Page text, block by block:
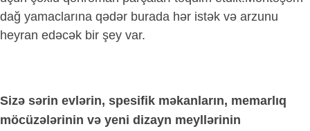
dağ yamaclarına qədər burada hər istək və arzunu
heyran edəcək bir şey var.
Sizə sərin evlərin, spesifik məkanların, memarlıq
möcüzələrinin və yeni dizayn meyllərinin